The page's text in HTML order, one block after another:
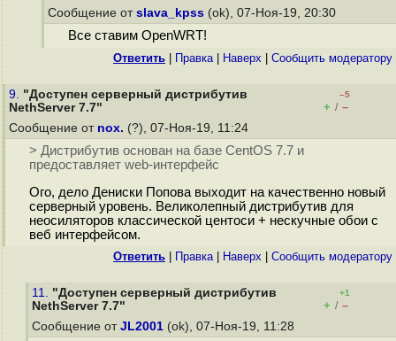
Сообщение от slava_kpss (ok), 07-Ноя-19, 20:30
Все ставим OpenWRT!
Ответить Правка| Наверх Cообщить модератору
9. "Доступен серверный дистрибутив
NethServer 7.7"
–5
+ / –
Сообщение от nox. (?), 07-Ноя-19, 11:24
> Дистрибутив основан на базе CentOS 7.7 и
предоставляет web-интерфейс
Ого, дело Дениски Попова выходит на качественно новый
серверный уровень. Великолепный дистрибутив для
неосиляторов классической центоси + нескучные обои с
веб интерфейсом.
Ответить Правка| Наверх Cообщить модератору
11. "Доступен серверный дистрибутив
NethServer 7.7"
+1
+ / –
Сообщение от JL2001 (ok), 07-Ноя-19, 11:28